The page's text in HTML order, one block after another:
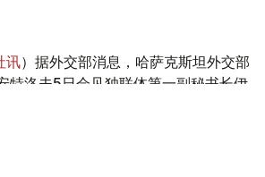
讯）据外交部消息，哈萨克斯坦外交部
特洛夫5日会见独联体第一副秘书长伊